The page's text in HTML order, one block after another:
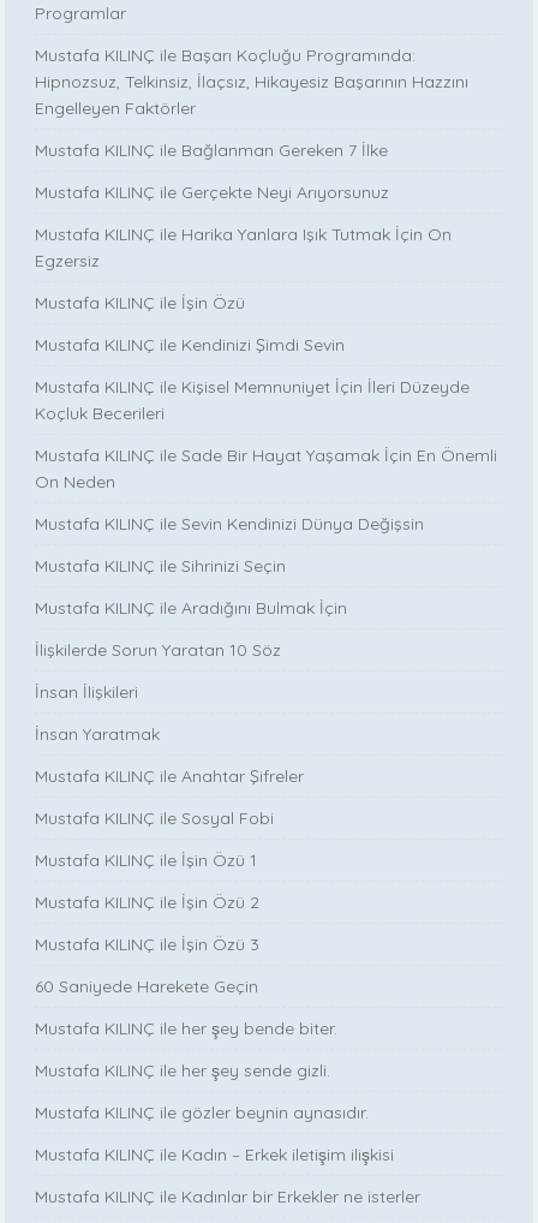
Programlar
Mustafa KILINÇ ile Başarı Koçluğu Programında:
Hipnozsuz, Telkinsiz, İlaçsız, Hikayesiz Başarının Hazzını
Engelleyen Faktörler
Mustafa KILINÇ ile Bağlanman Gereken 7 İlke
Mustafa KILINÇ ile Gerçekte Neyi Arıyorsunuz
Mustafa KILINÇ ile Harika Yanlara Işık Tutmak İçin On
Egzersiz
Mustafa KILINÇ ile İşin Özü
Mustafa KILINÇ ile Kendinizi Şimdi Sevin
Mustafa KILINÇ ile Kişisel Memnuniyet İçin İleri Düzeyde
Koçluk Becerileri
Mustafa KILINÇ ile Sade Bir Hayat Yaşamak İçin En Önemli
On Neden
Mustafa KILINÇ ile Sevin Kendinizi Dünya Değişsin
Mustafa KILINÇ ile Sihrinizi Seçin
Mustafa KILINÇ ile Aradığını Bulmak İçin
İlişkilerde Sorun Yaratan 10 Söz
İnsan İlişkileri
İnsan Yaratmak
Mustafa KILINÇ ile Anahtar Şifreler
Mustafa KILINÇ ile Sosyal Fobi
Mustafa KILINÇ ile İşin Özü 1
Mustafa KILINÇ ile İşin Özü 2
Mustafa KILINÇ ile İşin Özü 3
60 Saniyede Harekete Geçin
Mustafa KILINÇ ile her şey bende biter.
Mustafa KILINÇ ile her şey sende gizli.
Mustafa KILINÇ ile gözler beynin aynasıdır.
Mustafa KILINÇ ile Kadın – Erkek iletişim ilişkisi
Mustafa KILINÇ ile Kadınlar bir Erkekler ne isterler